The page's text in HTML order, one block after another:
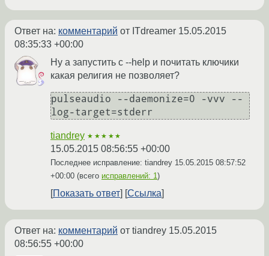
Ответ на: комментарий от ITdreamer 15.05.2015
08:35:33 +00:00
Ну а запустить с --help и почитать ключики
какая религия не позволяет?
pulseaudio --daemonize=0 -vvv --
tiandrey ★★★★★
15.05.2015 08:56:55 +00:00
Последнее исправление: tiandrey 15.05.2015 08:57:52
+00:00 (всего исправлений: 1)
Показать ответ Ссылка
Ответ на: комментарий от tiandrey 15.05.2015
08:56:55 +00:00